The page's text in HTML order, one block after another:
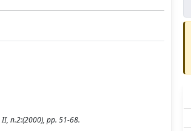
n.2:(2000), pp. 51-68.